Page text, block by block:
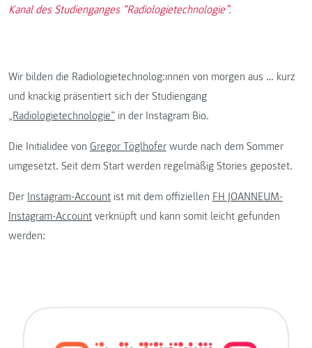
Kanal des Studienganges “Radiologietechnologie”.
Wir bilden die Radiologietechnolog:innen von morgen aus … kurz
und knackig präsentiert sich der Studiengang
„Radiologietechnologie” in der Instagram Bio.
Die Initialidee von Gregor Töglhofer wurde nach dem Sommer
umgesetzt. Seit dem Start werden regelmäßig Stories gepostet.
Der Instagram-Account ist mit dem offiziellen FH JOANNEUM-
Instagram-Account verknüpft und kann somit leicht gefunden
werden: